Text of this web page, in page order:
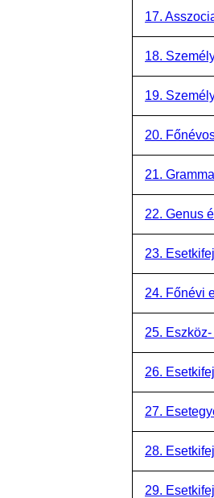
17.
18.
19.
20.
21.
22. Genus
23.
24. Főnévi
25.
26.
27.
28.
29.